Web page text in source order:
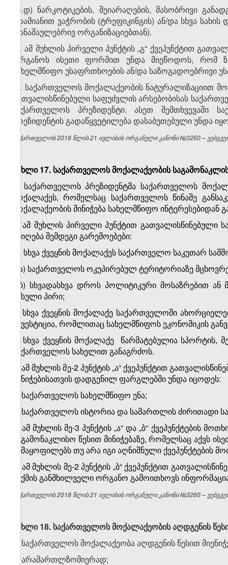
ბ.დ) ნარკოტიკების, შეიარაღების, მასობრივი
ადამიანით ვაჭრობის (ტრეფიკინგის) ან/და სხვა
დანაშაულებრივ ორგანიზაციებთან).
3. ამ მუხლის პირველი პუნქტის „გ“ ქვეპუნქტით
ორგანოს ისეთი ფორმით უნდა მიეწოდოს, რომ
სახელმწიფო უსაფრთხოების ან/და საზოგადოებრივი
4. საქართველოს მოქალაქეობის ნატურალიზაციით
გათვალისწინებული საფუძვლის არსებობისას
საქართველოს პრეზიდენტი. ასეთ შემთხვევაში
პრეზიდენტის გადაწყვეტილება დასაბუთებული უნდა
საქართველოს 2018 წლის 21 ივლისის ორგანული კანონი №3260 –
მუხლი 17. საქართველოს მოქალაქეობის
1. საქართველოს პრეზიდენტმა საქართველოს
მოქალაქეს, რომელსაც საქართველოს წინაშე
მოქალაქეობის მინიჭება სახელმწიფო ინტერესებიდან
2. ამ მუხლის პირველი პუნქტით გათვალისწინებული
მიიღება შემდეგი გარემოებები:
ა) სხვა ქვეყნის მოქალაქეს საქართველო საკუთარ
ა.ა) საქართველოს ოკუპირებულ ტერიტორიაზე
ა.ბ) სხვადასხვა დროს პოლიტიკური მოსაზრებით
წასული პირი;
ბ) სხვა ქვეყნის მოქალაქე საქართველოში
ინვესტიცია, რომლითაც სახელმწიფოს ეკონომიკის
გ) სხვა ქვეყნის მოქალაქე წარმატებულია
საქართველოს სახელით განაგრძოს.
3. ამ მუხლის მე-2 პუნქტის „ა“ ქვეპუნქტით
მინიჭებისათვის დადგენილ ფარგლებში უნდა იცოდეს:
ა) საქართველოს სახელმწიფო ენა;
ბ) საქართველოს ისტორია და სამართლის ძირითადი
4. ამ მუხლის მე-3 პუნქტის „ა“ და „ბ“
საგამონაკლისო წესით მინიჭებაზე, რომელსაც აქვს
აკმაყოფილებს თუ არა იგი აღნიშნული ქვეპუნქტების
5. ამ მუხლის მე-2 პუნქტის „ბ“ ქვეპუნქტით
საქმის განმხილველი ორგანო გამოითხოვს
საქართველოს 2018 წლის 21 ივლისის ორგანული კანონი №3260 –
მუხლი 18. საქართველოს მოქალაქეობის აღდგენის
1. საქართველოს მოქალაქეობა აღდგენის წესით
ა) არამართლზომიერად;